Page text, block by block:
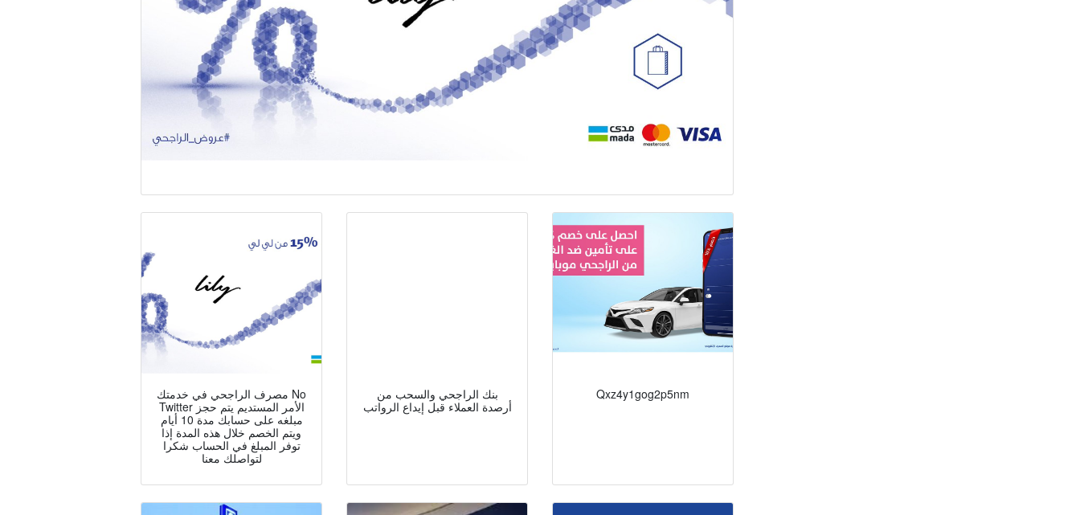
مصرف الراجحي في خدمتك No
Twitter الأمر المستديم يتم حجز
مبلغه على حسابك مدة 10 أيام
ويتم الخصم خلال هذه المدة إذا
توفر المبلغ في الحساب شكرا
لتواصلك معنا
بنك الراجحي والسحب من
أرصدة العملاء قبل إيداع الرواتب
Qxz4y1gog2p5nm